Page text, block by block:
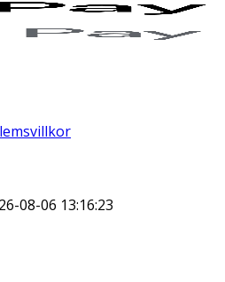
08-06 13:16:23